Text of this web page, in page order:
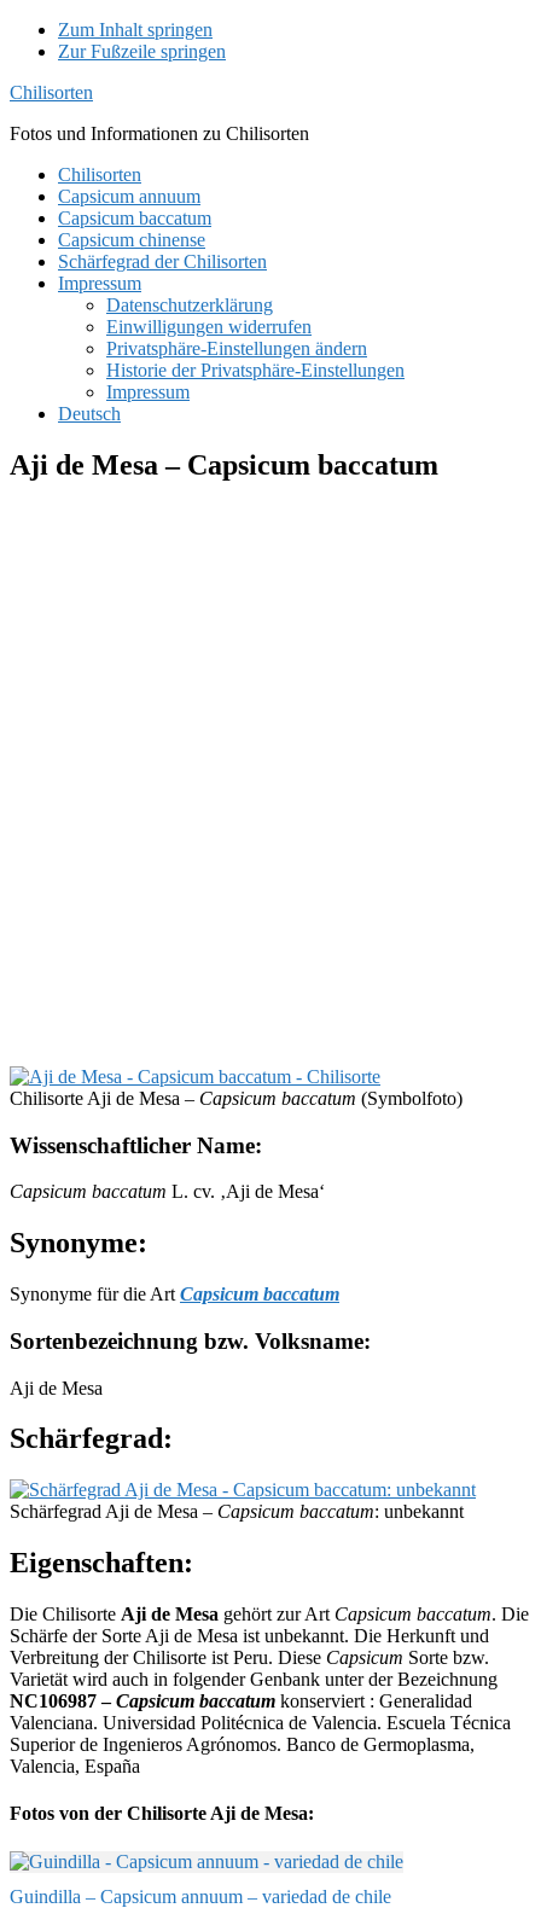
Zum Inhalt springen
Zur Fußzeile springen
Chilisorten
Fotos und Informationen zu Chilisorten
Chilisorten
Capsicum annuum
Capsicum baccatum
Capsicum chinense
Schärfegrad der Chilisorten
Impressum
Datenschutzerklärung
Einwilligungen widerrufen
Privatsphäre-Einstellungen ändern
Historie der Privatsphäre-Einstellungen
Impressum
Deutsch
Aji de Mesa – Capsicum baccatum
Chilisorte Aji de Mesa – Capsicum baccatum (Symbolfoto)
Wissenschaftlicher Name:
Capsicum baccatum L. cv. ‚Aji de Mesa‘
Synonyme:
Synonyme für die Art Capsicum baccatum
Sortenbezeichnung bzw. Volksname:
Aji de Mesa
Schärfegrad:
Schärfegrad Aji de Mesa – Capsicum baccatum: unbekannt
Eigenschaften:
Die Chilisorte Aji de Mesa gehört zur Art Capsicum baccatum. Die
Schärfe der Sorte Aji de Mesa ist unbekannt. Die Herkunft und
Verbreitung der Chilisorte ist Peru. Diese Capsicum Sorte bzw.
Varietät wird auch in folgender Genbank unter der Bezeichnung
NC106987 –Capsicum baccatum konserviert : Generalidad
Valenciana. Universidad Politécnica de Valencia. Escuela Técnica
Superior de Ingenieros Agrónomos. Banco de Germoplasma,
Valencia, España
Fotos von der Chilisorte Aji de Mesa:
Guindilla – Capsicum annuum – variedad de chile